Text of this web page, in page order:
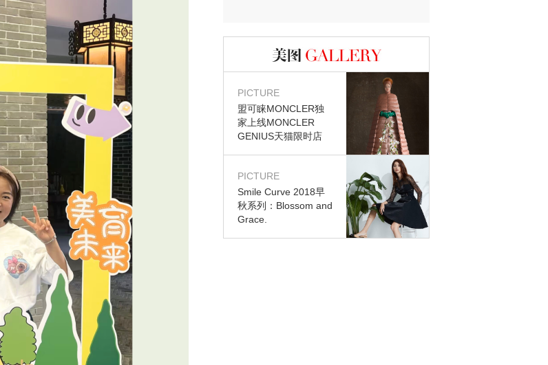
图库
PICTURE
盟可睐MONCLER独
家上线MONCLER
GENIUS天猫限时店
PICTURE
Smile Curve 2018早
秋系列：Blossom and
Grace.